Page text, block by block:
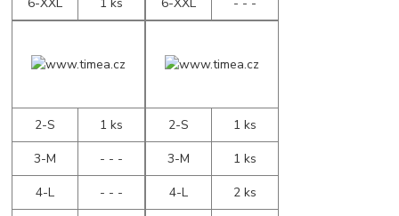
2-S
1 ks
3-M
- - -
4-L
- - -
2-S
1 ks
3-M
1 ks
4-L
2 ks